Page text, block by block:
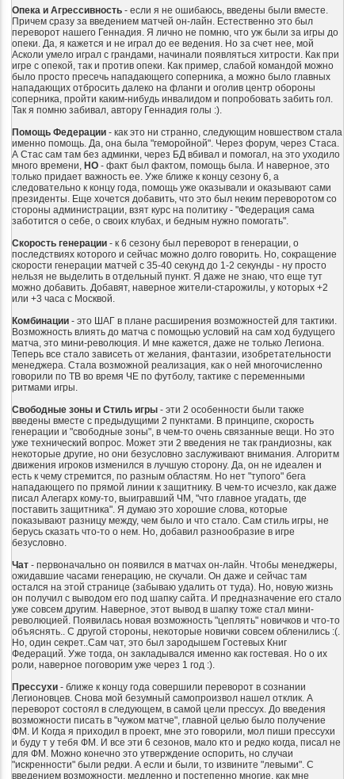
Опека и Агрессивность- если я не ошибаюсь, введены были вместе.
Причем сразу за введением матчей он-лайн. Естественно это был
переворот нашего Геннадия. Я лично не помню, что уж были за игры до
опеки. Да, я кажется и не играл до ее ведения. Но за счет нее, мой
Асколи умело играл с грандами, начинали появляться хитрости. Как при
игре с опекой, так и против опеки. Как пример, слабой командой можно
было просто пресечь нападающего соперника, а можно было главных
нападающих отбросить далеко на фланги и оголив центр обороны
соперника, пройти каким-нибудь инвалидом и попробовать забить гол.
Так я помню забивал, автору Геннадия голы :).
Помощь Федерации- как это ни странно, следующим новшеством стала
именно помощь. Да, она была "геморойной". Через форум, через Стаса.
А Стас сам там без админки, через БД вбивал и помогал, на это уходило
много времени, НО- факт был фактом, помощь была. И наверное, это
только придает важность ее. Уже ближе к концу сезону 6, а
следовательно к концу года, помощь уже оказывали и оказывают сами
президенты. Еще хочется добавить, что это был неким переворотом со
стороны администрации, взят курс на политику - "Федерация сама
заботится о себе, о своих клубах, и бедным нужно помогать".
Скорость генерации- к 6 сезону был переворот в генерации, о
последствиях которого и сейчас можно долго говорить. Но, сокращение
скорости генерации матчей с 35-40 секунд до 1-2 секунды - ну просто
нельзя не выделить в отдельный пункт. Я даже не знаю, что еще тут
можно добавить. Добавят, наверное жители-старожилы, у которых +2
или +3 часа с Москвой.
Комбинации- это ШАГ в плане расширения возможностей для тактики.
Возможность влиять до матча с помощью условий на сам ход будущего
матча, это мини-революция. И мне кажется, даже не только Легиона.
Теперь все стало зависеть от желания, фантазии, изобретательности
менеджера. Стала возможной реализация, как о ней многочисленно
говорили по ТВ во время ЧЕ по футболу, тактике с переменными
ритмами игры.
Свободные зоны и Стиль игры- эти 2 особенности были также
введены вместе с предыдущими 2 пунктами. В принципе, скорость
генерации и "свободные зоны", в чем-то очень связанные вещи. Но это
уже технический вопрос. Может эти 2 введения не так грандиозны, как
некоторые другие, но они безусловно заслуживают внимания. Алгоритм
движения игроков изменился в лучшую сторону. Да, он не идеален и
есть к чему стремится, по разным областям. Но нет "тупого" бега
нападающего по прямой линии к защитнику. В чем-то исчезло, как даже
писал Алегарх кому-то, выигравший ЧМ, "что главное угадать, где
поставить защитника". Я думаю это хорошие слова, которые
показывают разницу между, чем было и что стало. Сам стиль игры, не
берусь сказать что-то о нем. Но, добавил разнообразие в игре
безусловно.
Чат- первоначально он появился в матчах он-лайн. Чтобы менеджеры,
ожидавшие часами генерацию, не скучали. Он даже и сейчас там
остался на этой странице (забываю удалить от туда). Но, новую жизнь
он получил с выводом его под шапку сайта. И предназначение его стало
уже совсем другим. Наверное, этот вывод в шапку тоже стал мини-
революцией. Появилась новая возможность "цеплять" новичков и что-то
объяснять.. С другой стороны, некоторые новички совсем обленились :(.
Но, один секрет..Сам чат, это был зародышем Гостевых Книг
Федераций. Уже тогда, он закладывался именно как гостевая. Но о их
роли, наверное поговорим уже через 1 год :).
Прессухи- ближе к концу года совершили переворот в сознании
Легионовцев. Снова мой безумный самопроизвол нашел отклик. А
переворот состоял в следующем, в самой цели прессух. До введения
возможности писать в "чужом матче", главной целью было получение
ФМ. И Когда я приходил в проект, мне это говорили, мол пиши прессухи
и буду т у тебя ФМ. И все эти 6 сезонов, мало кто и редко когда, писал не
для ФМ. Можно конечно это утверждение оспорить, но случаи
"искренности" были редки. А если и были, то извините "левыми". С
введением возможности, медленно и постепенно многие, как мне